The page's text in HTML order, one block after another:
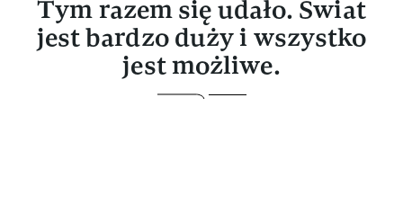
Tym razem się udało. Świat
jest bardzo duży i wszystko
jest możliwe.